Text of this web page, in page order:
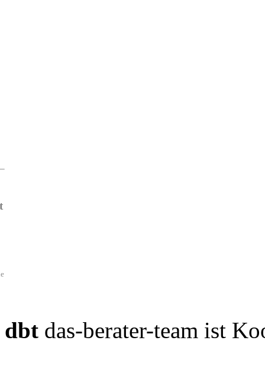
dbt das-berater-team ist